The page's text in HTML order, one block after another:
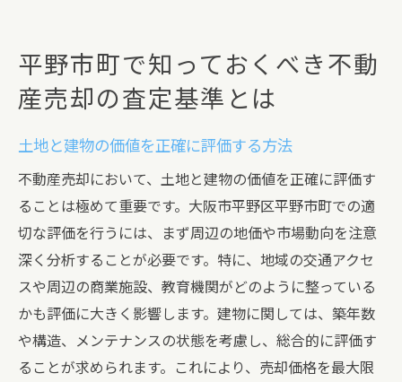
査定基準の透明性と信頼性を確保する
査定で差がつく！大阪市平野区の不動産売却成
物件の魅力を最大限に引き出す方法
売却前に行うべきメンテナンスとは
売却活動の進行管理とフィードバック
買い手の心理を理解した交渉術
市場動向を掴む！平野市町での不動産売却のタ
イミング
平野市町で知っておくべき不動
産売却の査定基準とは
土地と建物の価値を正確に評価する方法
不動産売却において、土地と建物の価値を正確に評価す
ることは極めて重要です。大阪市平野区平野市町での適
切な評価を行うには、まず周辺の地価や市場動向を注意
深く分析することが必要です。特に、地域の交通アクセ
スや周辺の商業施設、教育機関がどのように整っている
かも評価に大きく影響します。建物に関しては、築年数
や構造、メンテナンスの状態を考慮し、総合的に評価す
ることが求められます。これにより、売却価格を最大限